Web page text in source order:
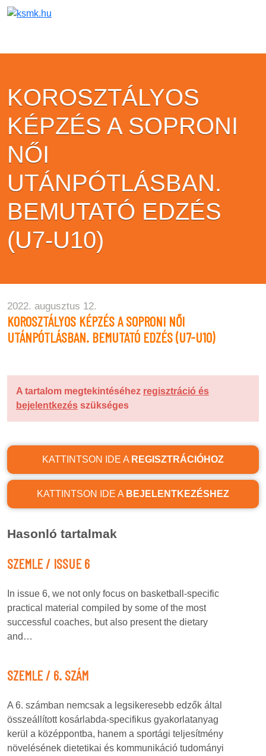
KOROSZTÁLYOS
KÉPZÉS A SOPRONI
NŐI
UTÁNPÓTLÁSBAN.
BEMUTATÓ EDZÉS
(U7-U10)
2022. augusztus 12.
KOROSZTÁLYOS KÉPZÉS A SOPRONI NŐI
UTÁNPÓTLÁSBAN. BEMUTATÓ EDZÉS (U7-U10)
A tartalom megtekintéséhez regisztráció és
bejelentkezés szükséges
KATTINTSON IDE A REGISZTRÁCIÓHOZ
KATTINTSON IDE A BEJELENTKEZÉSHEZ
Hasonló tartalmak
SZEMLE / ISSUE 6
In issue 6, we not only focus on basketball-specific
practical material compiled by some of the most
successful coaches, but also present the dietary
and…
SZEMLE / 6. SZÁM
A 6. számban nemcsak a legsikeresebb edzők által
összeállított kosárlabda-specifikus gyakorlatanyag
kerül a középpontba, hanem a sportági teljesítmény
növelésének dietetikai és kommunikáció tudományi